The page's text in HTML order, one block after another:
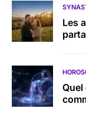
Les
Quel